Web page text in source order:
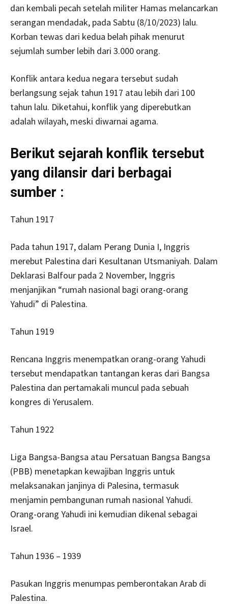
dan kembali pecah setelah militer Hamas melancarkan
serangan mendadak, pada Sabtu (8/10/2023) lalu.
Korban tewas dari kedua belah pihak menurut
sejumlah sumber lebih dari 3.000 orang.
Konflik antara kedua negara tersebut sudah
berlangsung sejak tahun 1917 atau lebih dari 100
tahun lalu. Diketahui, konflik yang diperebutkan
adalah wilayah, meski diwarnai agama.
Berikut sejarah konflik tersebut
yang dilansir dari berbagai
sumber :
Tahun 1917
Pada tahun 1917, dalam Perang Dunia I, Inggris
merebut Palestina dari Kesultanan Utsmaniyah. Dalam
Deklarasi Balfour pada 2 November, Inggris
menjanjikan “rumah nasional bagi orang-orang
Yahudi” di Palestina.
Tahun 1919
Rencana Inggris menempatkan orang-orang Yahudi
tersebut mendapatkan tantangan keras dari Bangsa
Palestina dan pertamakali muncul pada sebuah
kongres di Yerusalem.
Tahun 1922
Liga Bangsa-Bangsa atau Persatuan Bangsa Bangsa
(PBB) menetapkan kewajiban Inggris untuk
melaksanakan janjinya di Palesina, termasuk
menjamin pembangunan rumah nasional Yahudi.
Orang-orang Yahudi ini kemudian dikenal sebagai
Israel.
Tahun 1936 – 1939
Pasukan Inggris menumpas pemberontakan Arab di
Palestina.